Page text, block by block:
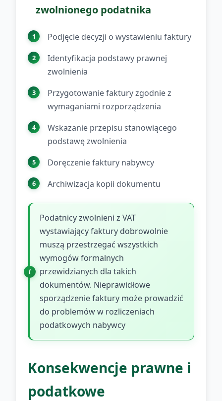
zwolnionego podatnika
Podjęcie decyzji o wystawieniu faktury
Identyfikacja podstawy prawnej
zwolnienia
Przygotowanie faktury zgodnie z
wymaganiami rozporządzenia
Wskazanie przepisu stanowiącego
podstawę zwolnienia
Doręczenie faktury nabywcy
Archiwizacja kopii dokumentu
Podatnicy zwolnieni z VAT
wystawiający faktury dobrowolnie
muszą przestrzegać wszystkich
wymogów formalnych
przewidzianych dla takich
dokumentów. Nieprawidłowe
sporządzenie faktury może prowadzić
do problemów w rozliczeniach
podatkowych nabywcy
Konsekwencje prawne i
podatkowe